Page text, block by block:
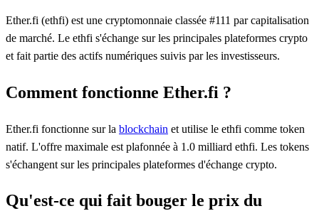
Ether.fi (ethfi) est une cryptomonnaie classée #111 par capitalisation
de marché. Le ethfi s'échange sur les principales plateformes crypto
et fait partie des actifs numériques suivis par les investisseurs.
Comment fonctionne Ether.fi ?
Ether.fi fonctionne sur la blockchain et utilise le ethfi comme token
natif. L'offre maximale est plafonnée à 1.0 milliard ethfi. Les tokens
s'échangent sur les principales plateformes d'échange crypto.
Qu'est-ce qui fait bouger le prix du